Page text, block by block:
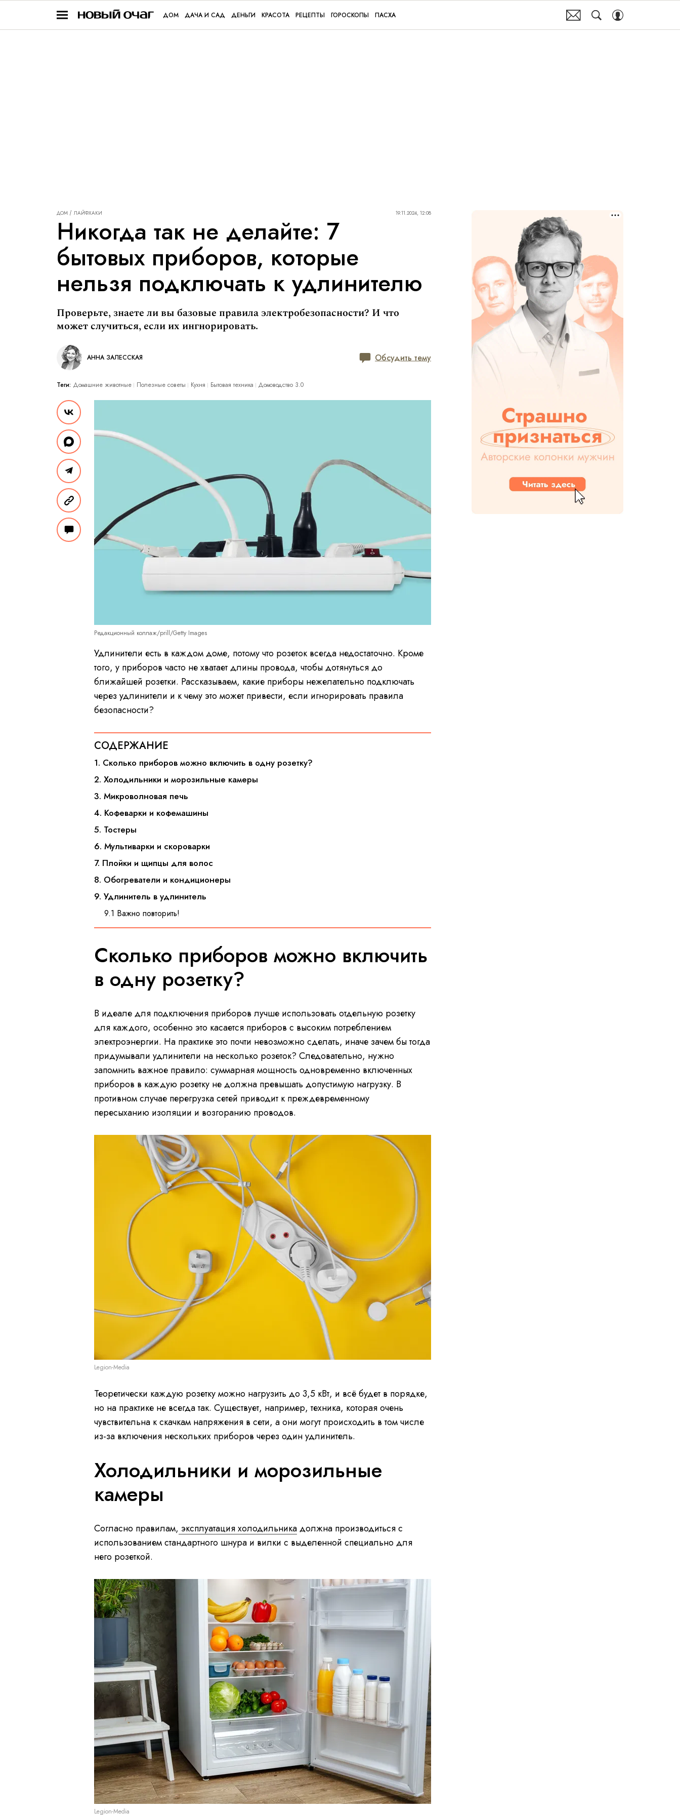
ДОМ ДАЧА И САД ДЕНЬГИ КРАСОТА РЕЦЕПТЫ ГОРОСКОПЫ ПАСХА
ДОМ ЛАЙФХАКИ 19.11.2024, 12:08
Никогда так не делайте: 7
бытовых приборов, которые
нельзя подключать к удлинителю
Проверьте, знаете ли вы базовые правила электробезопасности? И что
может случиться, если их ингнорировать.
АННА ЗАЛЕССКАЯ Обсудить тему
Теги: Домашние животные Полезные советы Кухня Бытовая техника Домоводство 3.0
Редакционный коллаж/prill/Getty Images
Удлинители есть в каждом доме, потому что розеток всегда недостаточно. Кроме
того, у приборов часто не хватает длины провода, чтобы дотянуться до
ближайшей розетки. Рассказываем, какие приборы нежелательно подключать
через удлинители и к чему это может привести, если игнорировать правила
безопасности?
СОДЕРЖАНИЕ
1. Сколько приборов можно включить в одну розетку?
2. Холодильники и морозильные камеры
3. Микроволновая печь
4. Кофеварки и кофемашины
5. Тостеры
6. Мультиварки и скороварки
7. Плойки и щипцы для волос
8. Обогреватели и кондиционеры
9. Удлинитель в удлинитель
9.1 Важно повторить!
Сколько приборов можно включить
в одну розетку?
В идеале для подключения приборов лучше использовать отдельную розетку
для каждого, особенно это касается приборов с высоким потреблением
электроэнергии. На практике это почти невозможно сделать, иначе зачем бы тогда
придумывали удлинители на несколько розеток? Следовательно, нужно
запомнить важное правило: суммарная мощность одновременно включенных
приборов в каждую розетку не должна превышать допустимую нагрузку. В
противном случае перегрузка сетей приводит к преждевременному
пересыханию изоляции и возгоранию проводов.
Legion-Media
Теоретически каждую розетку можно нагрузить до 3,5 кВт, и всё будет в порядке,
но на практике не всегда так. Существует, например, техника, которая очень
чувствительна к скачкам напряжения в сети, а они могут происходить в том числе
из-за включения нескольких приборов через один удлинитель.
Холодильники и морозильные
камеры
Согласно правилам, эксплуатация холодильникадолжна производиться с
использованием стандартного шнура и вилки с выделенной специально для
него розеткой.
Legion-Media